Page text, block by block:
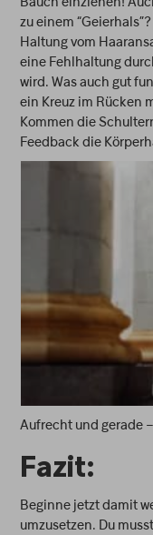
zu einem
Haltung vom
eine Fehlhaltung
wird. Was auch gut
ein Kreuz im Rücken
Kommen die
Feedback die
Aufrecht und gerade
Fazit:
Beginne jetzt damit
umzusetzen. Du